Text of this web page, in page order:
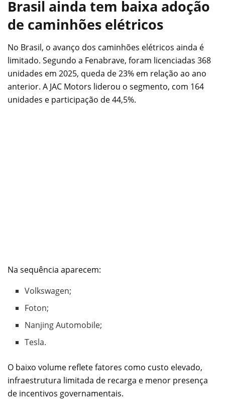
Brasil ainda tem baixa adoção
de caminhões elétricos
No Brasil, o avanço dos caminhões elétricos ainda é
limitado. Segundo a Fenabrave, foram licenciadas 368
unidades em 2025, queda de 23% em relação ao ano
anterior. A JAC Motors liderou o segmento, com 164
unidades e participação de 44,5%.
Na sequência aparecem:
Volkswagen;
Foton;
Nanjing Automobile;
Tesla.
O baixo volume reflete fatores como custo elevado,
infraestrutura limitada de recarga e menor presença
de incentivos governamentais.